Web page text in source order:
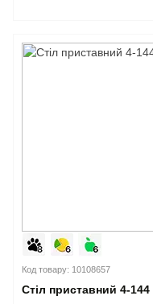
Код товару: 10108657
Стіл приставний 4-